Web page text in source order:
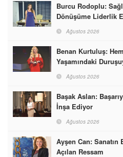
Burcu Rodoplu:
Dönüşüme Liderlik
Ağustos 2026
Benan Kurtuluş:
Yaşamındaki
Ağustos 2026
Başak Aslan:
İnşa Ediyor
Ağustos 2026
Ayşen Can:
Açılan Ressam